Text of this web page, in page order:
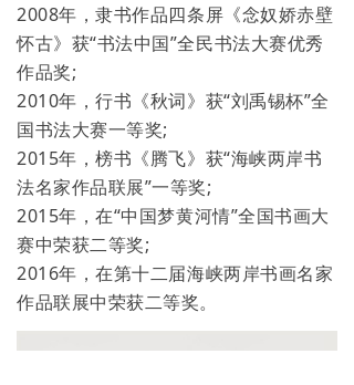
2008年，隶书作品四条屏《念奴娇赤壁
怀古》获“书法中国”全民书法大赛优秀
作品奖;
2010年，行书《秋词》获“刘禹锡杯”全
国书法大赛一等奖;
2015年，榜书《腾飞》获“海峡两岸书
法名家作品联展”一等奖;
2015年，在“中国梦黄河情”全国书画大
赛中荣获二等奖;
2016年，在第十二届海峡两岸书画名家
作品联展中荣获二等奖。